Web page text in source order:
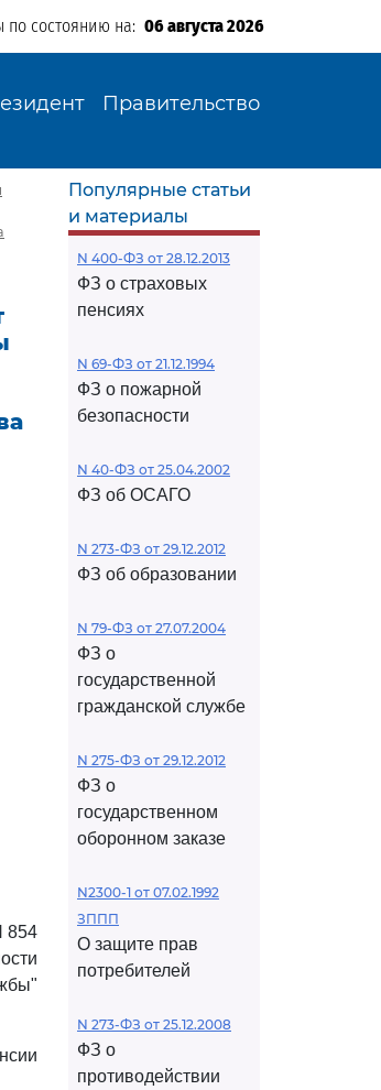
по состоянию на: 06 августа 2026
Правительство
854
Популярные статьи
и материалы
N 400-ФЗ от 28.12.2013
ФЗ о страховых
пенсиях
N 69-ФЗ от 21.12.1994
ФЗ о пожарной
безопасности
N 40-ФЗ от 25.04.2002
ФЗ об ОСАГО
N 273-ФЗ от 29.12.2012
ФЗ об образовании
N 79-ФЗ от 27.07.2004
ФЗ о
государственной
гражданской службе
N 275-ФЗ от 29.12.2012
ФЗ о
государственном
оборонном заказе
N2300-1 от 07.02.1992
ЗППП
О защите прав
потребителей
N 273-ФЗ от 25.12.2008
ФЗ о
противодействии